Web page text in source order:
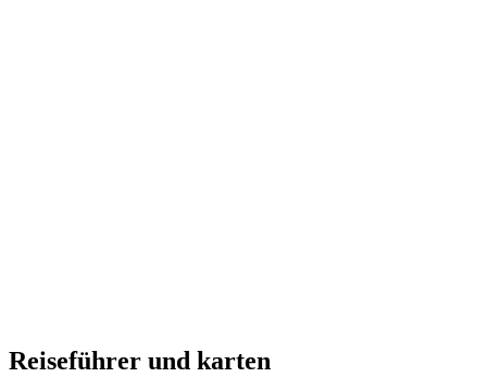
Reiseführer und karten